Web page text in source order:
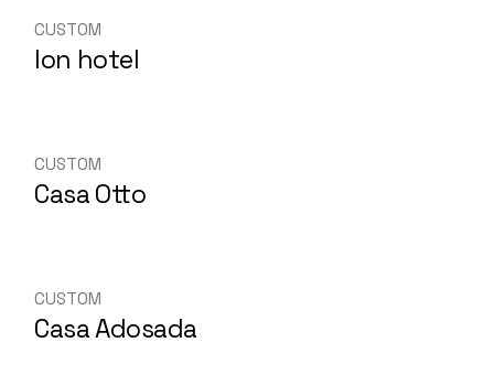
CUSTOM
Ion hotel
CUSTOM
Casa Otto
CUSTOM
Casa Adosada